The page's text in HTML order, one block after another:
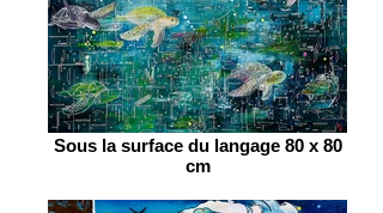
Sous la surface du langage 80 x 80
cm